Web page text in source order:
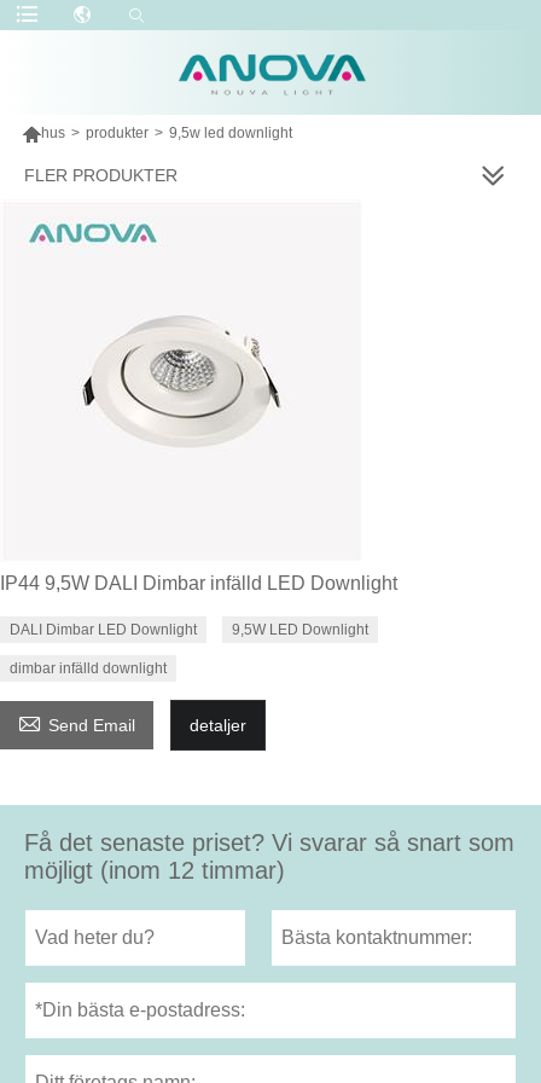
hus > produkter > 9,5w led downlight
FLER PRODUKTER
IP44 9,5W DALI Dimbar infälld LED Downlight
DALI Dimbar LED Downlight 9,5W LED Downlight
dimbar infälld downlight
 Send Email detaljer
Få det senaste priset? Vi svarar så snart som
möjligt (inom 12 timmar)